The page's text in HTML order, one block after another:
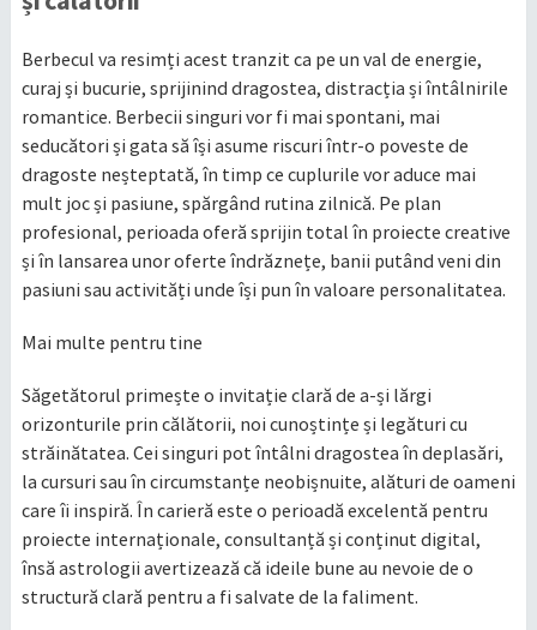
Berbecul va resimți acest tranzit ca pe un val de energie,
curaj și bucurie, sprijinind dragostea, distracția și întâlnirile
romantice. Berbecii singuri vor fi mai spontani, mai
seducători și gata să își asume riscuri într-o poveste de
dragoste neșteptată, în timp ce cuplurile vor aduce mai
mult joc și pasiune, spărgând rutina zilnică. Pe plan
profesional, perioada oferă sprijin total în proiecte creative
și în lansarea unor oferte îndrăznețe, banii putând veni din
pasiuni sau activități unde își pun în valoare personalitatea.
Mai multe pentru tine
Săgetătorul primește o invitație clară de a-și lărgi
orizonturile prin călătorii, noi cunoștințe și legături cu
străinătatea. Cei singuri pot întâlni dragostea în deplasări,
la cursuri sau în circumstanțe neobișnuite, alături de oameni
care îi inspiră. În carieră este o perioadă excelentă pentru
proiecte internaționale, consultanță și conținut digital,
însă astrologii avertizează că ideile bune au nevoie de o
structură clară pentru a fi salvate de la faliment.